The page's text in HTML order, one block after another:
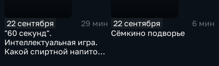
22 сентября
29 мин
"60 секунд".
Интеллектуальная игра.
Какой спиртной напиток
22 сентября
6 мин
Сёмкино подворье